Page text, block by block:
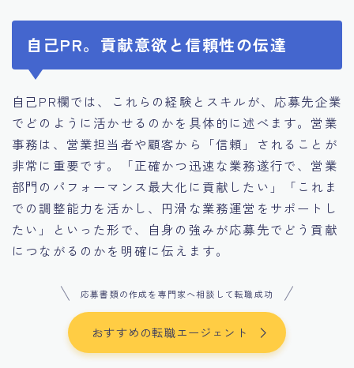
自己PR。貢献意欲と信頼性の伝達
自己PR欄では、これらの経験とスキルが、応募先企業
でどのように活かせるのかを具体的に述べます。営業
事務は、営業担当者や顧客から「信頼」されることが
非常に重要です。「正確かつ迅速な業務遂行で、営業
部門のパフォーマンス最大化に貢献したい」「これま
での調整能力を活かし、円滑な業務運営をサポートし
たい」といった形で、自身の強みが応募先でどう貢献
につながるのかを明確に伝えます。
応募書類の作成を専門家へ相談して転職成功
おすすめの転職エージェント